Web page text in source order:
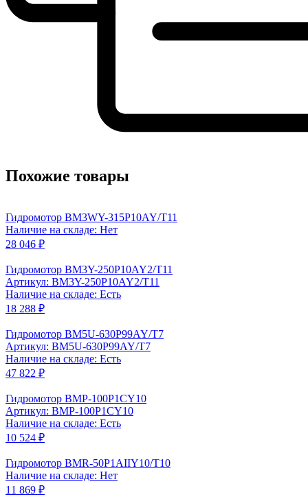
Похожие товары
Гидромотор BM3WY-315P10AY/T11
Наличие на складе: Нет
28 046 ₽
Гидромотор BM3Y-250P10AY2/T11
Артикул: BM3Y-250P10AY2/T11
Наличие на складе: Есть
18 288 ₽
Гидромотор BM5U-630P99AY/T7
Артикул: BM5U-630P99AY/T7
Наличие на складе: Есть
47 822 ₽
Гидромотор BMP-100P1CY10
Артикул: BMP-100P1CY10
Наличие на складе: Есть
10 524 ₽
Гидромотор BMR-50P1AIIY10/T10
Наличие на складе: Нет
11 869 ₽